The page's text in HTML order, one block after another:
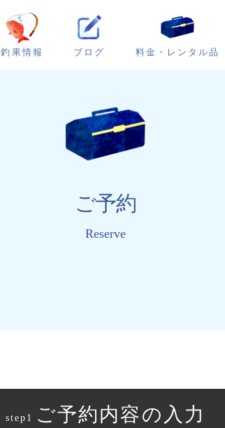
釣果情報 ブログ 料金・レンタル品
ご予約
Reserve
step1 ご予約内容の入力